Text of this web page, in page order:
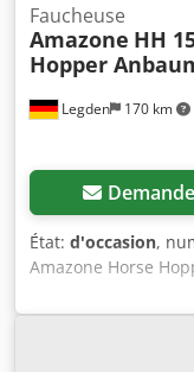
Legden 170 km
Faucheuse
Amazone HH
Hopper
État: d'occasion,
Amazone Horse
travail : 1,50 m *
Attelage 3 points
à ailettes H60 *